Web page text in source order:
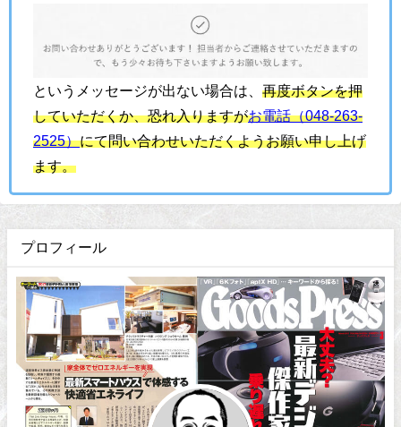
というメッセージが出ない場合は、 再度ボタンを押
していただくか、恐れ入りますがお電話（048-263-
2525）にて問い合わせいただくようお願い申し上げ
ます。
プロフィール